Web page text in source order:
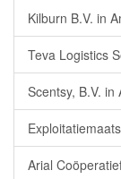
Kilburn B.V. in
Teva Logistics
Scentsy, B.V. in
Arial